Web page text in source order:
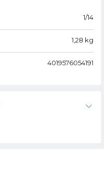
1/14
1,28 kg
4019576054191